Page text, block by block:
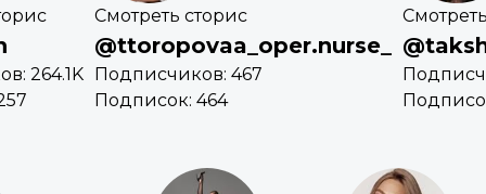
264.1K
Смотреть сторис
@ttoropovaa_oper.nurse_
Подписчиков: 467
Подписок: 464